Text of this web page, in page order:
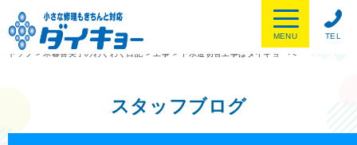
TEL
MENU
トップ
> 木暮喜美子のわくわく日記 > 工事 > 下水道切替工事はダイキョーへ
スタッフブログ